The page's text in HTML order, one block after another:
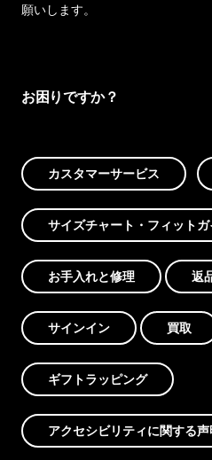
願いします。
お困りですか？
カスタマーサービス
サイズチャート・フィットガ
お手入れと修理 返
サインイン 買取
ギフトラッピング
アクセシビリティに関する